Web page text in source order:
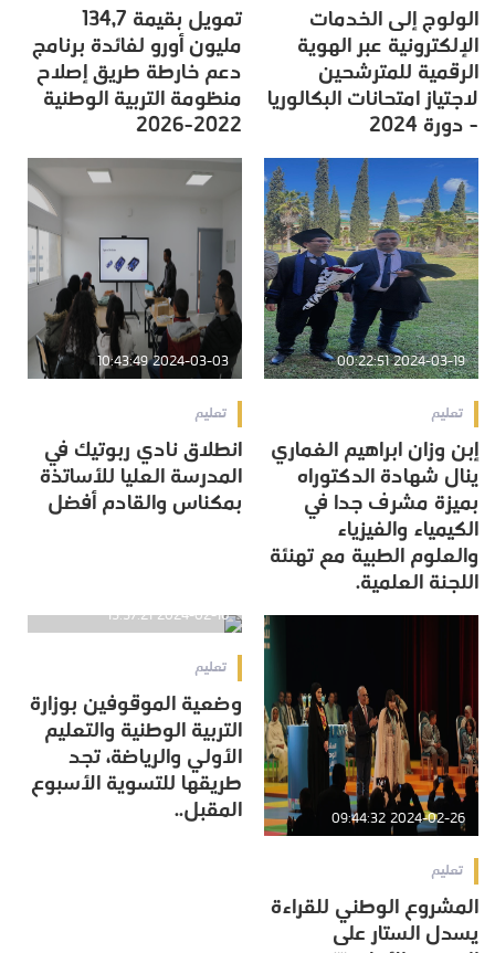
الولوج إلى الخدمات
الإلكترونية عبر الهوية
الرقمية للمترشحين
لاجتياز امتحانات البكالوريا
- دورة 2024
تمويل بقيمة 134,7
مليون أورو لفائدة برنامج
دعم خارطة طريق إصلاح
منظومة التربية الوطنية
2022-2026
2024-03-19 00:22:51
تعليم
إبن وزان ابراهيم الغماري
ينال شهادة الدكتوراه
بميزة مشرف جدا في
الكيمياء والفيزياء
والعلوم الطبية مع تهنئة
اللجنة العلمية.
2024-03-03 10:43:49
تعليم
انطلاق نادي ربوتيك في
المدرسة العليا للأساتذة
بمكناس والقادم أفضل
2024-02-26 09:44:32
تعليم
المشروع الوطني للقراءة
يسدل الستار على
2024-02-16 15:57:21
تعليم
وضعية الموقوفين بوزارة
التربية الوطنية والتعليم
الأولي والرياضة، تجد
طريقها للتسوية الأسبوع
المقبل..